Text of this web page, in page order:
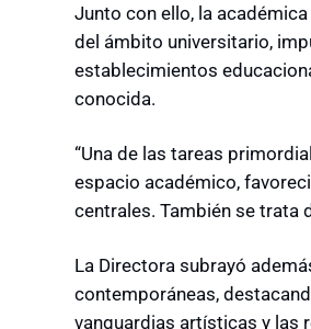
Junto con ello, la
del ámbito universitario,
establecimientos
conocida.
“Una de las tareas
espacio académico,
centrales. También se trata
La Directora subrayó
contemporáneas,
vanguardias artísticas y las